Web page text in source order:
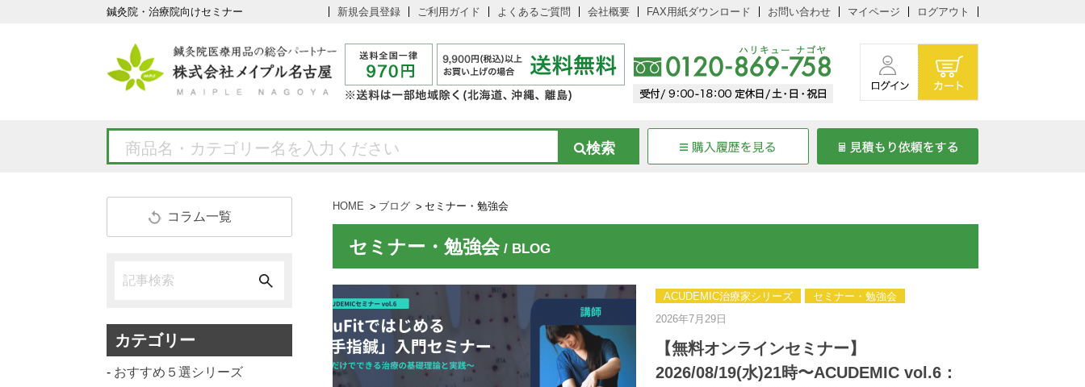
鍼灸院・治療院向けセミナー 新規会員登録 ご利用ガイド よくあるご質問 会社概要 FAX用紙ダウンロード お問い合わせ マイページ ログアウト
HOME ブログ セミナー・勉強会
セミナー・勉強会 / BLOG
ACUDEMIC治療家シリーズ
セミナー・勉強会
2026年7月29日
【無料オンラインセミナー】
2026/08/19(水)21時〜ACUDEMIC vol.6：
コラム一覧
カテゴリー
おすすめ５選シリーズ